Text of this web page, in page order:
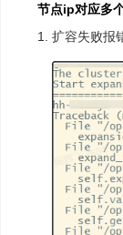
节点ip对应多
扩容失败报